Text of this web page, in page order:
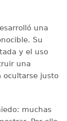
una
Su
y el uso
una
ocultarse justo
muchas